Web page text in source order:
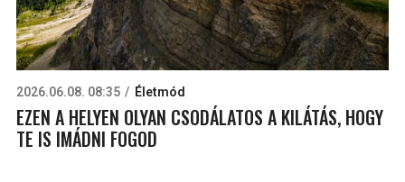
2026.06.08. 08:35 Életmód
EZEN A HELYEN OLYAN CSODÁLATOS A KILÁTÁS, HOGY
TE IS IMÁDNI FOGOD